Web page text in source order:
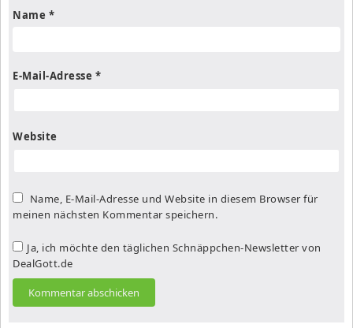
Name *
E-Mail-Adresse *
Website
Name, E-Mail-Adresse und Website in diesem Browser für
meinen nächsten Kommentar speichern.
Ja, ich möchte den täglichen Schnäppchen-Newsletter von
DealGott.de